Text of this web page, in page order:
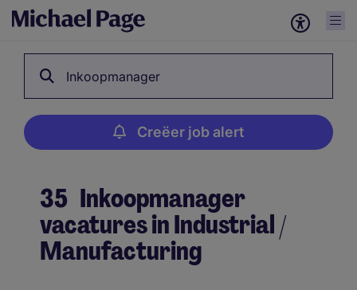
Inkoopmanager
Creëer job alert
35 Inkoopmanager
vacatures in Industrial /
Manufacturing